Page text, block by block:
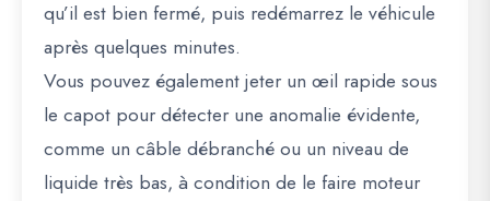
qu’il est bien fermé, puis redémarrez le véhicule
après quelques minutes.
Vous pouvez également jeter un œil rapide sous
le capot pour détecter une anomalie évidente,
comme un câble débranché ou un niveau de
liquide très bas, à condition de le faire moteur